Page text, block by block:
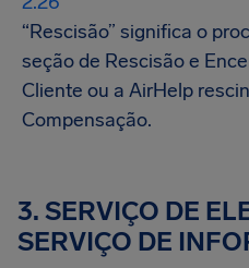
“Rescisão” significa o
seção de Rescisão e
Cliente ou a AirHelp
Compensação.
3. SERVIÇO DE
SERVIÇO DE